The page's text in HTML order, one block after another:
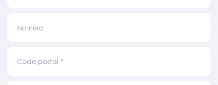
Numéro
Code postal *